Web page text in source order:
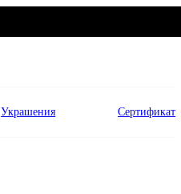
Украшения Сертификат